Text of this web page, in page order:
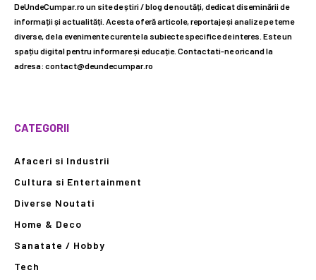
DeUndeCumpar.ro un site de știri / blog de noutăți, dedicat diseminării de
informații și actualități. Acesta oferă articole, reportaje și analize pe teme
diverse, de la evenimente curente la subiecte specifice de interes. Este un
spațiu digital pentru informare și educație. Contactati-ne oricand la
adresa: contact@deundecumpar.ro
CATEGORII
Afaceri si Industrii
Cultura si Entertainment
Diverse Noutati
Home & Deco
Sanatate / Hobby
Tech